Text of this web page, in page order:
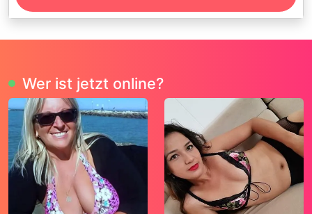
Wer ist jetzt online?